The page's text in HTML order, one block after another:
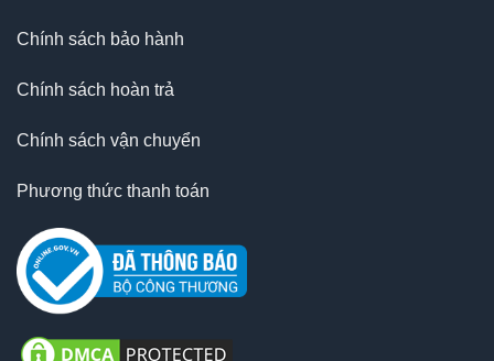
Chính sách bảo hành
Chính sách hoàn trả
Chính sách vận chuyển
Phương thức thanh toán